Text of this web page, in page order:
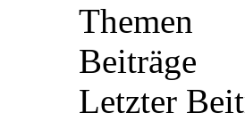
Themen
Beiträge
Letzter